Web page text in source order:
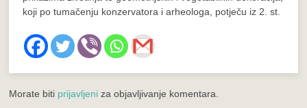
koji po tumačenju konzervatora i arheologa, potječu iz 2. st.
Morate biti prijavljeni za objavljivanje komentara.